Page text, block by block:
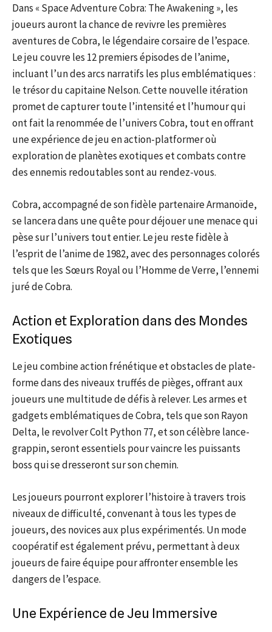
Dans « Space Adventure Cobra: The Awakening », les
joueurs auront la chance de revivre les premières
aventures de Cobra, le légendaire corsaire de l’espace.
Le jeu couvre les 12 premiers épisodes de l’anime,
incluant l’un des arcs narratifs les plus emblématiques :
le trésor du capitaine Nelson. Cette nouvelle itération
promet de capturer toute l’intensité et l’humour qui
ont fait la renommée de l’univers Cobra, tout en offrant
une expérience de jeu en action-platformer où
exploration de planètes exotiques et combats contre
des ennemis redoutables sont au rendez-vous.
Cobra, accompagné de son fidèle partenaire Armanoïde,
se lancera dans une quête pour déjouer une menace qui
pèse sur l’univers tout entier. Le jeu reste fidèle à
l’esprit de l’anime de 1982, avec des personnages colorés
tels que les Sœurs Royal ou l’Homme de Verre, l’ennemi
juré de Cobra.
Action et Exploration dans des Mondes
Exotiques
Le jeu combine action frénétique et obstacles de plate-
forme dans des niveaux truffés de pièges, offrant aux
joueurs une multitude de défis à relever. Les armes et
gadgets emblématiques de Cobra, tels que son Rayon
Delta, le revolver Colt Python 77, et son célèbre lance-
grappin, seront essentiels pour vaincre les puissants
boss qui se dresseront sur son chemin.
Les joueurs pourront explorer l’histoire à travers trois
niveaux de difficulté, convenant à tous les types de
joueurs, des novices aux plus expérimentés. Un mode
coopératif est également prévu, permettant à deux
joueurs de faire équipe pour affronter ensemble les
dangers de l’espace.
Une Expérience de Jeu Immersive